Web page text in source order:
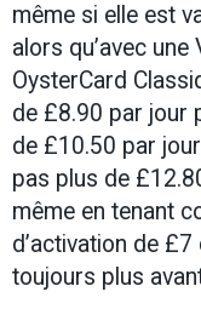
même si elle est
alors qu’avec
OysterCard
de £8.90 par jour
de £10.50 par
pas plus de
même en tenant
d’activation de
toujours plus